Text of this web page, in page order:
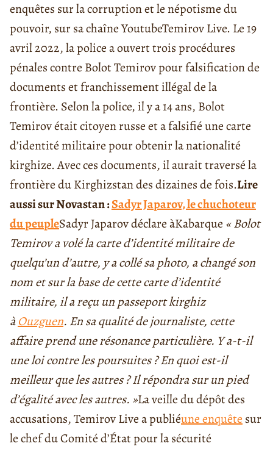
enquêtes sur la corruption et le népotisme du
pouvoir, sur sa chaîne YoutubeTemirov Live. Le 19
avril 2022, la police a ouvert trois procédures
pénales contre Bolot Temirov pour falsification de
documents et franchissement illégal de la
frontière. Selon la police, il y a 14 ans, Bolot
Temirov était citoyen russe et a falsifié une carte
d’identité militaire pour obtenir la nationalité
kirghize. Avec ces documents, il aurait traversé la
frontière du Kirghizstan des dizaines de fois.Lire
aussi sur Novastan :Sadyr Japarov, le chuchoteur
du peupleSadyr Japarov déclare àKabarque «Bolot
Temirova volé la carte d’identité militaire de
quelqu’un d’autre, y a collé sa photo, a changé son
nom et sur la base de cette carte d’identité
militaire, il a reçu un passeport kirghiz
àOuzguen. En sa qualité de journaliste, cette
affaire prend une résonance particulière. Y a-t-il
une loi contre les poursuites ? En quoi est-il
meilleur que les autres ? Il répondra sur un pied
d’égalité avec les autres. »La veille du dépôt des
accusations, Temirov Live a publiéune enquêtesur
le chef du Comité d’État pour la sécurité